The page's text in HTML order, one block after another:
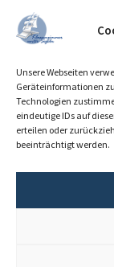
Unsere Webseiten
Geräteinformationen
Technologien
eindeutige IDs auf
erteilen oder
beeinträchtigt werden.
Impressum
Datenschutz
Cookie-Richtlinie